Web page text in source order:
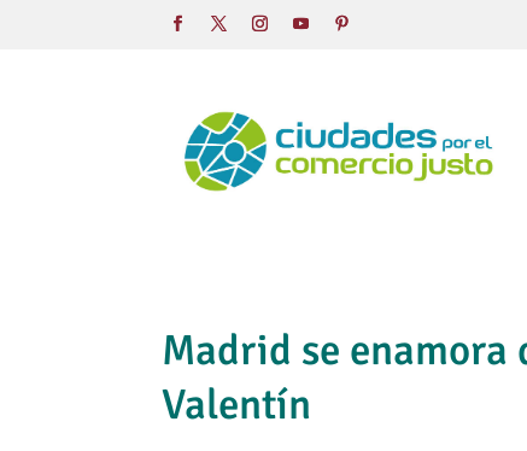
Madrid se enamora
Valentín